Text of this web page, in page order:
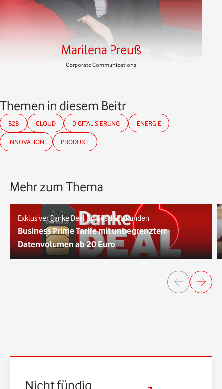
Marilena Preuß
Corporate Communications
Themen in diesem Beitrag
B2B CLOUD DIGITALISIERUNG ENERGIE
INNOVATION PRODUKT
Mehr zum Thema
Exklusiver Danke Deal für Geschäftskunden
Business Prime Tarife mit unbegrenztem
Datenvolumen ab 20 Euro
Nicht fündig